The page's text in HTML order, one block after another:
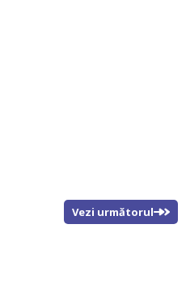
Vezi următorul